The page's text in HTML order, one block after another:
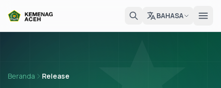
BAHASA
Beranda Release